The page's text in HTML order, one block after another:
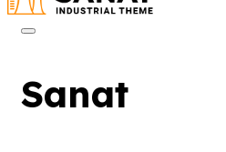
Sanat